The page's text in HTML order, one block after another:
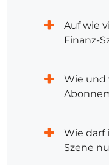
Auf wie
Finanz-
Wie und
Wie darf
Szene